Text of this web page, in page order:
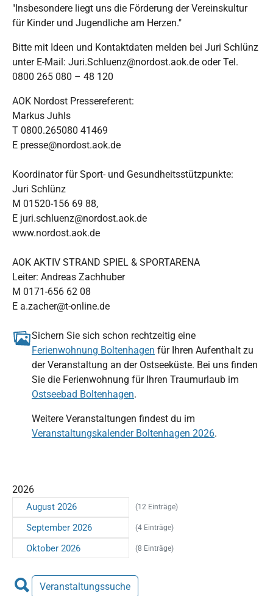
"Insbesondere liegt uns die Förderung der Vereinskultur
für Kinder und Jugendliche am Herzen."
Bitte mit Ideen und Kontaktdaten melden bei Juri Schlünz
unter E-Mail: Juri.Schluenz@nordost.aok.de oder Tel.
0800 265 080 – 48 120
AOK Nordost Pressereferent:
Markus Juhls
T 0800.265080 41469
E presse@nordost.aok.de
Koordinator für Sport- und Gesundheitsstützpunkte:
Juri Schlünz
M 01520-156 69 88,
E juri.schluenz@nordost.aok.de
www.nordost.aok.de
AOK AKTIV STRAND SPIEL & SPORTARENA
Leiter: Andreas Zachhuber
M 0171-656 62 08
E a.zacher@t-online.de
Sichern Sie sich schon rechtzeitig eine
Ferienwohnung Boltenhagen für Ihren Aufenthalt zu
der Veranstaltung an der Ostseeküste. Bei uns finden
Sie die Ferienwohnung für Ihren Traumurlaub im
Ostseebad Boltenhagen.
Weitere Veranstaltungen findest du im
Veranstaltungskalender Boltenhagen 2026.
2026
August 2026 (12 Einträge)
September 2026 (4 Einträge)
Oktober 2026 (8 Einträge)
Veranstaltungssuche